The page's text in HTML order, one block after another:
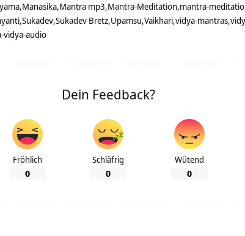
Manasika Mantra mp3 Mantra-Meditation mantra-
Sukadev Sukadev Bretz Upamsu Vaikhari vidya-mantras
vidya-audio
Dein Feedback?
Fröhlich
0
Schläfrig
0
Wütend
0